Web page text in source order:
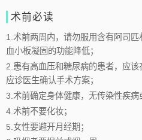
术前必读
1.术前两周内，请勿服用含有阿司
血小板凝固的功能降低；
2.患有高血压和糖尿病的患者，应
应诊医生确认手术方案；
3.术前确定身体健康，无传染性疾病
4.术前不要化妆；
5.女性要避开月经期；